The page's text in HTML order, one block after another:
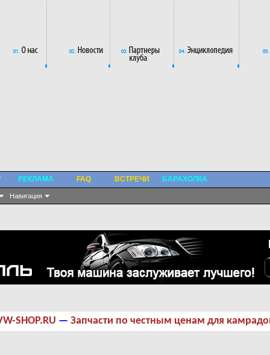
Навигация
РЕКЛАМА FAQ ВСТРЕЧИ БАРАХОЛКА
SHOP.RU — Запчасти по честным ценам для